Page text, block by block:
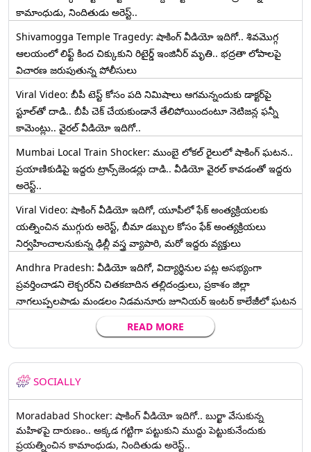
కామాంధుడు, నిందితుడు అరెస్ట్..
Shivamogga Temple Tragedy: షాకింగ్ వీడియో ఇదిగో.. శివమొగ్గ
ఆలయంలో లిఫ్ట్ కింద చిక్కుకుని రిటైర్డ్ ఇంజినీర్ మృతి.. భద్రతా లోపాలపై
విచారణ జరుపుతున్న పోలీసులు
Viral Video: బీపీ టెస్ట్‌ కోసం పది నిమిషాలు ఆగమన్నందుకు డాక్టర్‌పై
స్టూల్‌తో దాడి.. బీపీ చెక్ చేయకుండానే తేలిపోయిందంటూ నెటిజన్ల ఫన్నీ
కామెంట్లు.. వైరల్ వీడియో ఇదిగో..
Mumbai Local Train Shocker: ముంబై లోకల్ రైలులో షాకింగ్ ఘటన..
ప్రయాణికుడిపై ఇద్దరు ట్రాన్స్‌జెండర్లు దాడి.. వీడియో వైరల్ కావడంతో ఇద్దరు
అరెస్ట్..
Viral Video: షాకింగ్ వీడియో ఇదిగో, యూపీలో ఫేక్ అంత్యక్రియలకు
యత్నించిన ముగ్గురు అరెస్ట్, బీమా డబ్బుల కోసం ఫేక్ అంత్యక్రియలు
నిర్వహించాలనుకున్న ఢిల్లీ వస్త్ర వ్యాపారి, మరో ఇద్దరు వ్యక్తులు
Andhra Pradesh: వీడియో ఇదిగో, విద్యార్థినుల పట్ల అసభ్యంగా
ప్రవర్తించాడని లెక్చ‌ర‌ర్‌ని చిత‌క‌బాదిన త‌ల్లిదండ్రులు, ప్రకాశం జిల్లా
నాగలుప్పలపాడు మండలం నిడమనూరు జూనియర్ ఇంటర్ కాలేజీలో ఘటన
READ MORE
SOCIALLY
Moradabad Shocker: షాకింగ్ వీడియో ఇదిగో.. బుర్ఖా వేసుకున్న
మహిళపై దారుణం.. అక్కడ గట్టిగా పట్టుకుని ముద్దు పెట్టుకునేందుకు
ప్రయత్నించిన కామాంధుడు, నిందితుడు అరెస్ట్..